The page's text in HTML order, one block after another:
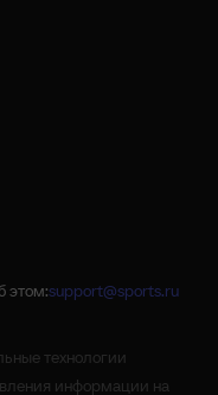
этом:support@sports.ru
технологии
информации на